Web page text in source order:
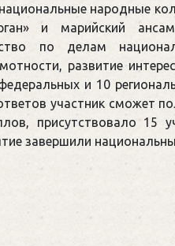
народные
и марийский
по делам
развитие
и 10
участник сможет
присутствовало 15
завершили